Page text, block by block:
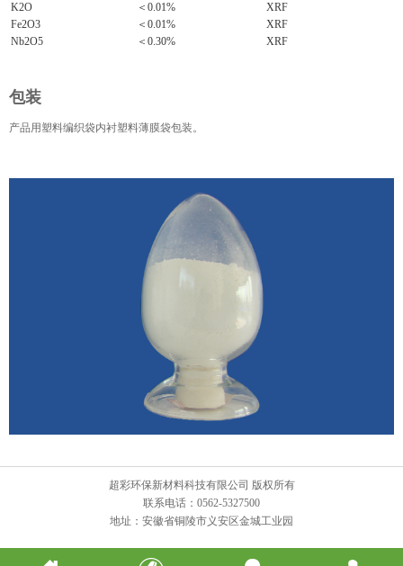
K2O
＜0.01%
XRF
Fe2O3
＜0.01%
XRF
Nb2O5
＜0.30% XRF
包装
产品用塑料编织袋内衬塑料薄膜袋包装。
超彩环保新材料科技有限公司 版权所有
联系电话：0562-5327500
地址：安徽省铜陵市义安区金城工业园